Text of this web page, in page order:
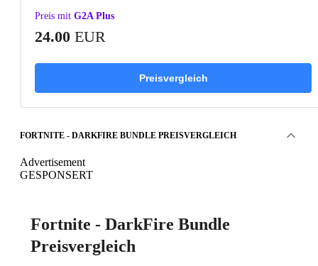
Preis mit G2A Plus
24.00 EUR
Preisvergleich
FORTNITE - DARKFIRE BUNDLE PREISVERGLEICH
Advertisement
GESPONSERT
Fortnite - DarkFire Bundle
Preisvergleich